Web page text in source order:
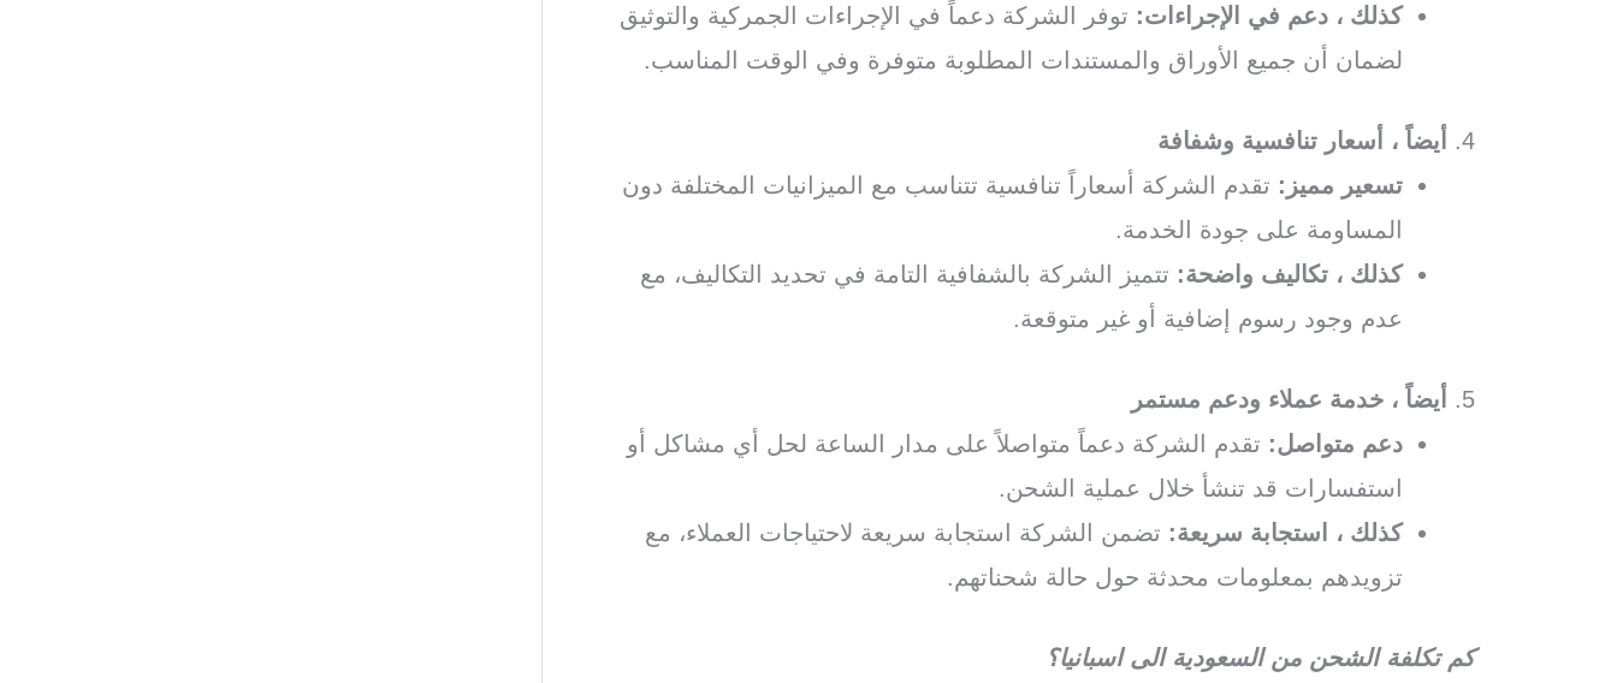
كذلك ، دعم في الإجراءات: توفر الشركة دعماً في الإجراءات الجمركية والتوثيق
لضمان أن جميع الأوراق والمستندات المطلوبة متوفرة وفي الوقت المناسب.
4.
أيضاً ، أسعار تنافسية وشفافة
تسعير مميز: تقدم الشركة أسعاراً تنافسية تتناسب مع الميزانيات المختلفة دون
المساومة على جودة الخدمة.
كذلك ، تكاليف واضحة: تتميز الشركة بالشفافية التامة في تحديد التكاليف، مع
عدم وجود رسوم إضافية أو غير متوقعة.
5.
أيضاً ، خدمة عملاء ودعم مستمر
دعم متواصل: تقدم الشركة دعماً متواصلاً على مدار الساعة لحل أي مشاكل أو
استفسارات قد تنشأ خلال عملية الشحن.
كذلك ، استجابة سريعة: تضمن الشركة استجابة سريعة لاحتياجات العملاء، مع
تزويدهم بمعلومات محدثة حول حالة شحناتهم.
كم تكلفة الشحن من السعودية الى اسبانيا؟